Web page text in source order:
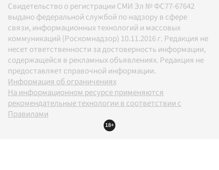
Свидетельство о регистрации СМИ Эл № ФС77-67642
выдано федеральной службой по надзору в сфере
связи, информационных технологий и массовых
коммуникаций (Роскомнадзор) 10.11.2016 г. Редакция не
несет ответственности за достоверность информации,
содержащейся в рекламных объявлениях. Редакция не
предоставляет справочной информации.
Информация об ограничениях
На информационном ресурсе применяются
рекомендательные технологии в соответствии с
Правилами
18+